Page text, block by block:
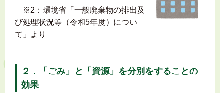
※2：環境省「一般廃棄物の排出及
び処理状況等（令和5年度）につい
て」より
２．「ごみ」と「資源」を分別をすることの
効果